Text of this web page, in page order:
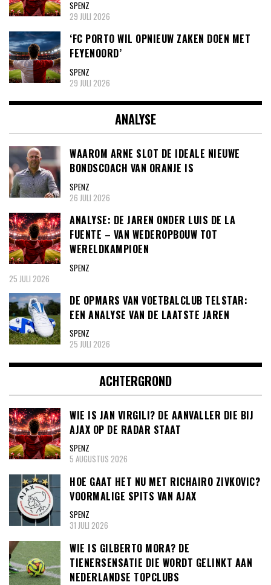
SPENZ
29 JULI 2026
‘FC PORTO WIL OPNIEUW ZAKEN DOEN MET
FEYENOORD’
SPENZ
29 JULI 2026
ANALYSE
WAAROM ARNE SLOT DE IDEALE NIEUWE
BONDSCOACH VAN ORANJE IS
SPENZ
26 JULI 2026
ANALYSE: DE JAREN ONDER LUIS DE LA
FUENTE – VAN WEDEROPBOUW TOT
WERELDKAMPIOEN
SPENZ
25 JULI 2026
DE OPMARS VAN VOETBALCLUB TELSTAR:
EEN ANALYSE VAN DE LAATSTE JAREN
SPENZ
25 JULI 2026
ACHTERGROND
WIE IS JAN VIRGILI? DE AANVALLER DIE BIJ
AJAX OP DE RADAR STAAT
SPENZ
5 AUGUSTUS 2026
HOE GAAT HET NU MET RICHAIRO ZIVKOVIC?
VOORMALIGE SPITS VAN AJAX
SPENZ
31 JULI 2026
WIE IS GILBERTO MORA? DE
TIENERSENSATIE DIE WORDT GELINKT AAN
NEDERLANDSE TOPCLUBS